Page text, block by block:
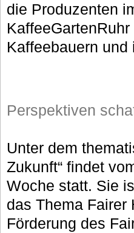
die Produzenten
Kaffeebauern
Perspektiven
Unter dem
Zukunft“ findet
Woche statt. Sie
das Thema Fairer
Förderung des